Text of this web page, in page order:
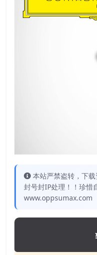
本站严禁盗转，下
封号封IP处理！！珍惜
www.oppsumax.com